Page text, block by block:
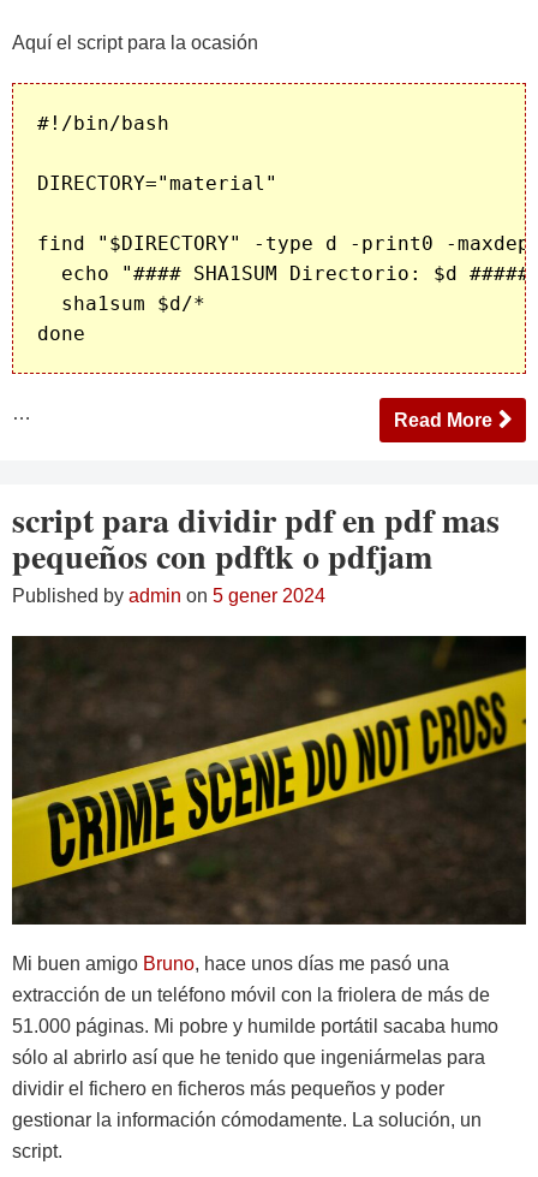
Aquí el script para la ocasión
#!/bin/bash
DIRECTORY="material"
find "$DIRECTORY" -type d -print0 -
echo "#### SHA1SUM Directorio: $d
  sha1sum $d/*
… Read More
script para dividir pdf en pdf mas
pequeños con pdftk o pdfjam
Published by admin on 5 gener 2024
Mi buen amigo Bruno, hace unos días me pasó una
extracción de un teléfono móvil con la friolera de más de
51.000 páginas. Mi pobre y humilde portátil sacaba humo
sólo al abrirlo así que he tenido que ingeniármelas para
dividir el fichero en ficheros más pequeños y poder
gestionar la información cómodamente. La solución, un
script.